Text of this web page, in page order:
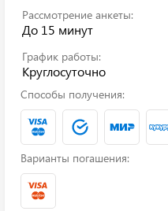
Рассмотрение анкеты:
До 15 минут
График работы:
Круглосуточно
Способы получения:
Варианты погашения: